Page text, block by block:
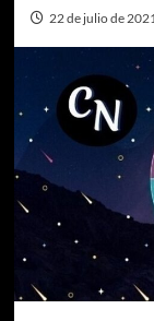
22 de julio de 2021